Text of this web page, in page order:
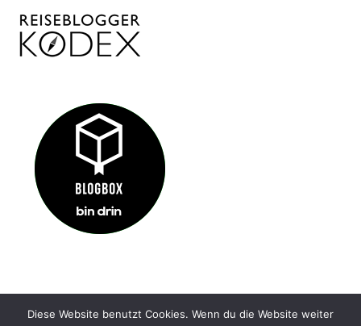
Diese Website benutzt Cookies. Wenn du die Website weiter